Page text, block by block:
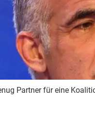
Partner für eine